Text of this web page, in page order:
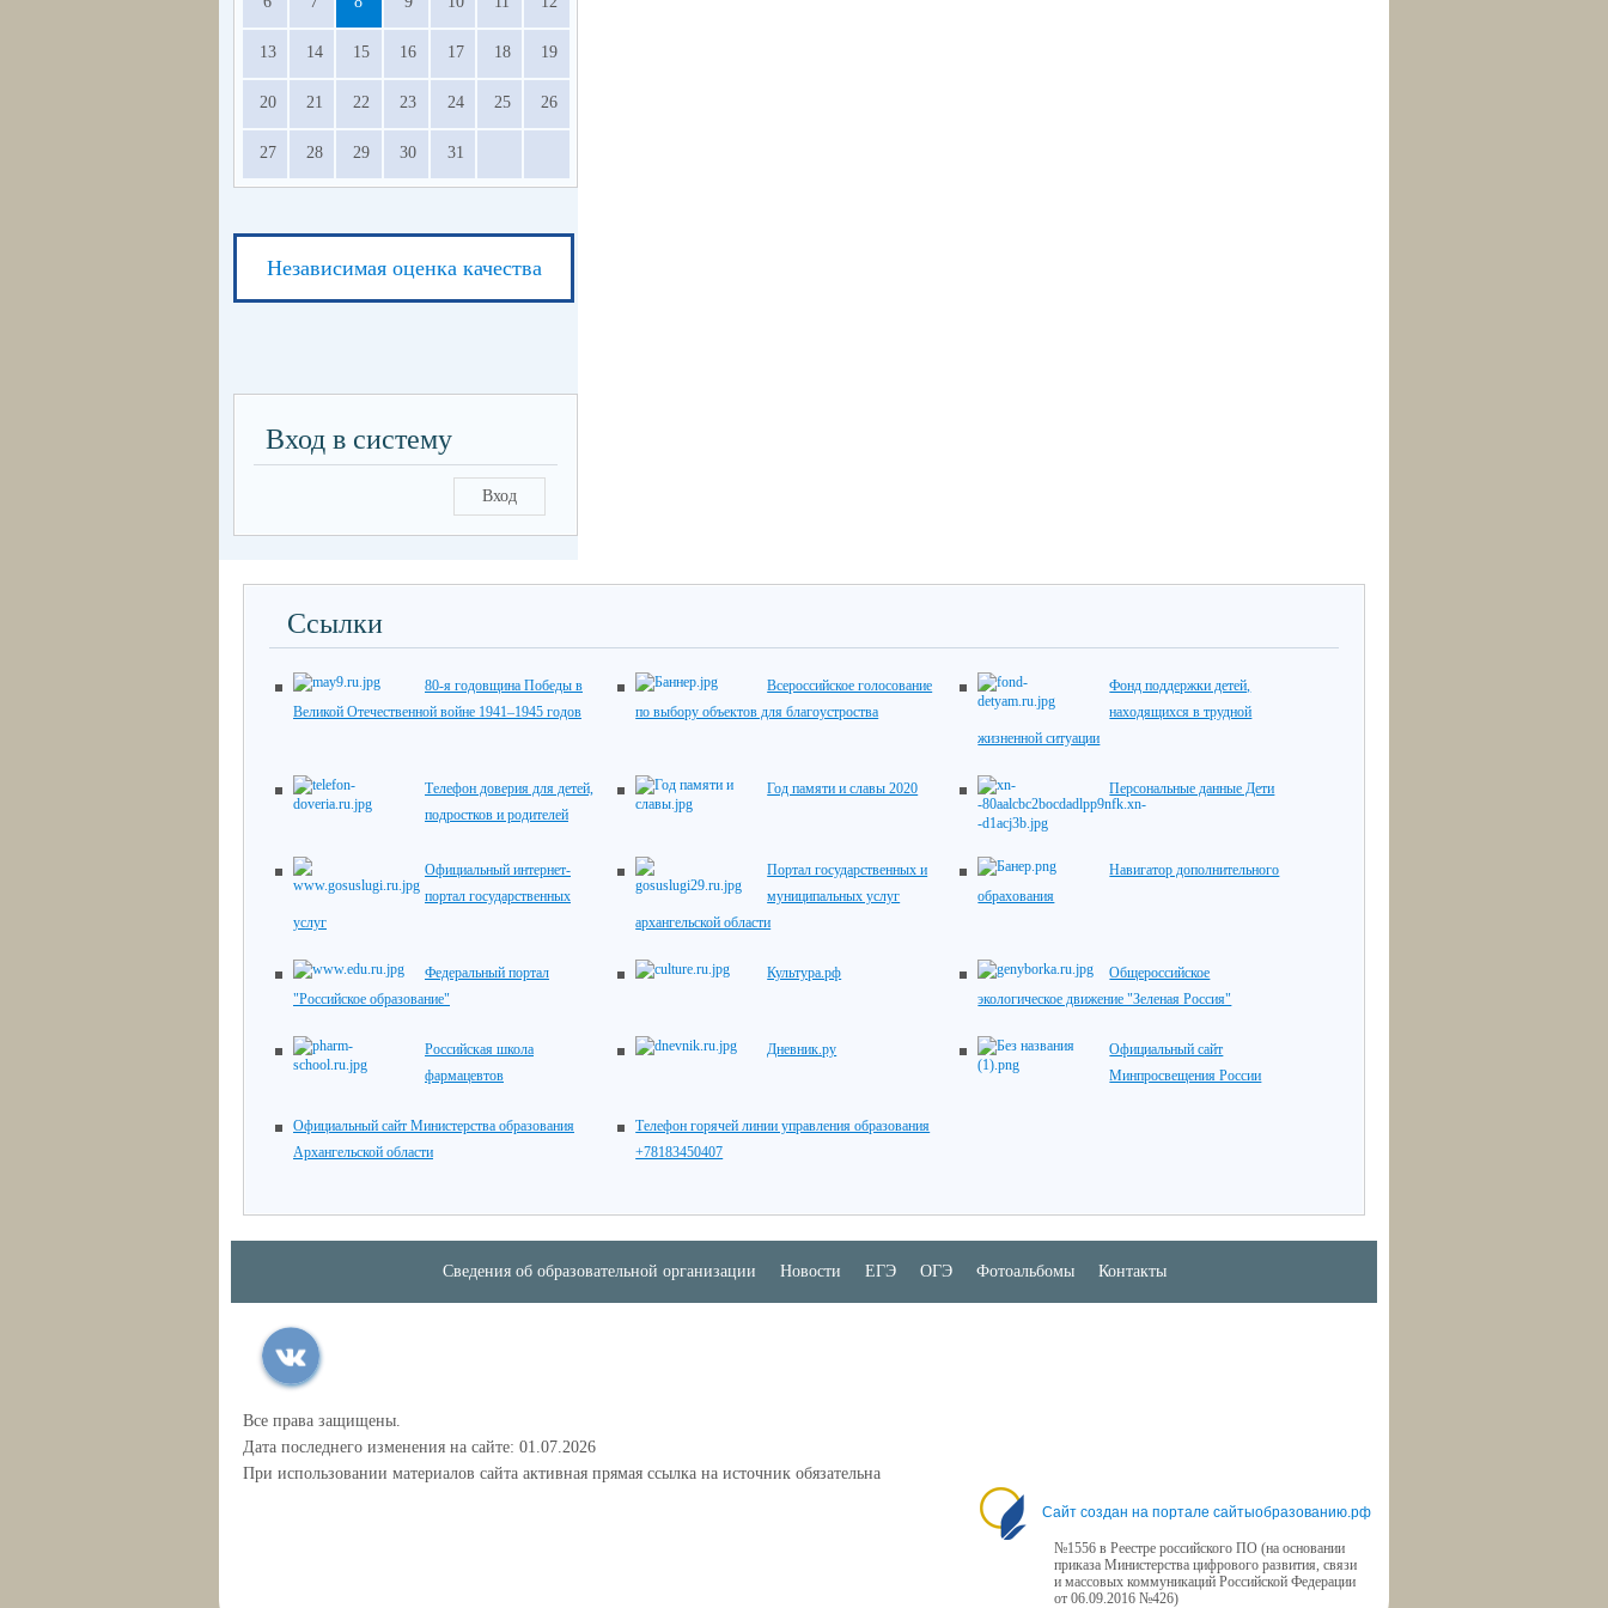
13 14 15 16 17 18 19
20 21 22 23 24 25 26
27 28 29 30 31
Независимая оценка качества
Вход в систему
Вход
Ссылки
80-я годовщина Победы в
Великой Отечественной войне 1941–1945 годов
Всероссийское голосование
по выбору объектов для благоустроства
Фонд поддержки детей,
находящихся в трудной
жизненной ситуации
Телефон доверия для детей,
подростков и родителей
Год памяти и славы 2020 Персональные данные Дети
Официальный интернет-
портал государственных
услуг
Портал государственных и
муниципальных услуг
архангельской области
Навигатор дополнительного
обрахования
Федеральный портал
"Российское образование"
Культура.рф
Общероссийское
экологическое движение "Зеленая Россия"
Российская школа
фармацевтов
Дневник.ру
Официальный сайт
Минпросвещения России
Официальный сайт Министерства образования
Архангельской области
Телефон горячей линии управления образования
+78183450407
Сведения об образовательной организации Новости ЕГЭ ОГЭ Фотоальбомы Контакты
Все права защищены.
Дата последнего изменения на сайте: 01.07.2026
При использовании материалов сайта активная прямая ссылка на источник обязательна
Сайт создан на портале сайтыобразованию.рф
№1556 в Реестре российского ПО (на основании
приказа Министерства цифрового развития, связи
и массовых коммуникаций Российской Федерации
от 06.09.2016 №426)